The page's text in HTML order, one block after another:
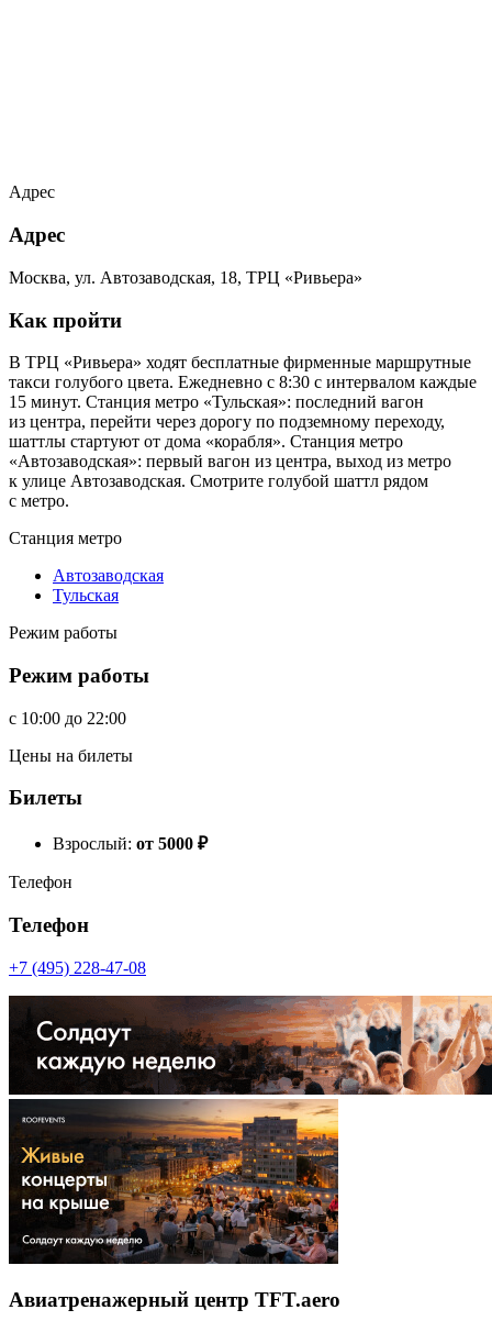
Адрес
Адрес
Москва, ул. Автозаводская, 18, ТРЦ «Ривьера»
Как пройти
В ТРЦ «Ривьера» ходят бесплатные фирменные маршрутные
такси голубого цвета. Ежедневно с 8:30 с интервалом каждые
15 минут. Станция метро «Тульская»: последний вагон
из центра, перейти через дорогу по подземному переходу,
шаттлы стартуют от дома «корабля». Станция метро
«Автозаводская»: первый вагон из центра, выход из метро
к улице Автозаводская. Смотрите голубой шаттл рядом
с метро.
Станция метро
Автозаводская
Тульская
Режим работы
Режим работы
c 10:00 до 22:00
Цены на билеты
Билеты
Взрослый: от 5000 ₽
Телефон
Телефон
+7 (495) 228-47-08
Авиатренажерный центр TFT.aero